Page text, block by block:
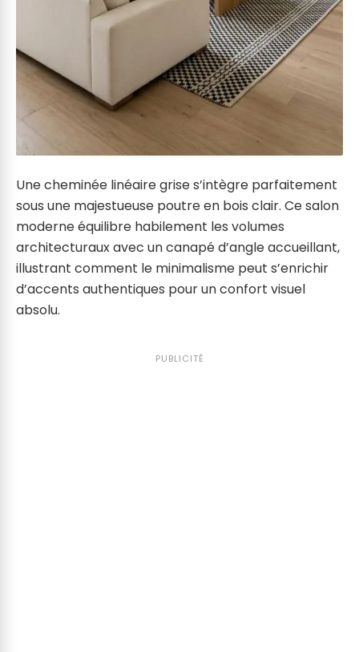
Une cheminée linéaire grise s’intègre parfaitement
sous une majestueuse poutre en bois clair. Ce salon
moderne équilibre habilement les volumes
architecturaux avec un canapé d’angle accueillant,
illustrant comment le minimalisme peut s’enrichir
d’accents authentiques pour un confort visuel
absolu.
PUBLICITÉ